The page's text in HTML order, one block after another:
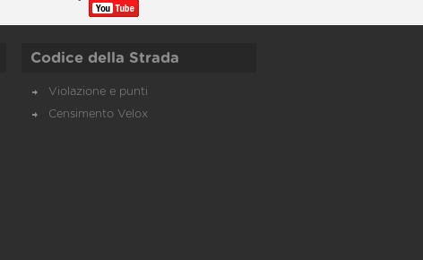
Codice della Strada
Violazione e punti
Censimento Velox